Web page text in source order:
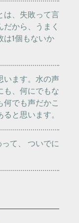
は、失敗って言
から、うまく
1個もないか
います。水の声
も、何にでもな
でも声だかこ
と思います。
て、 ついでに